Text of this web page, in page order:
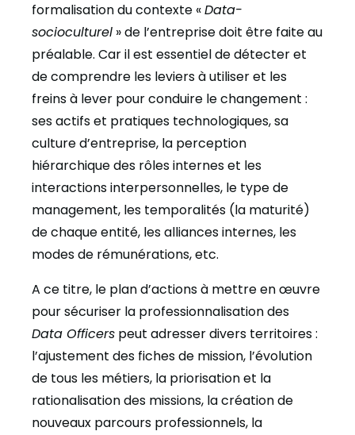
formalisation du contexte «Data-
socioculturel » de l’entreprise doit être faite au
préalable. Car il est essentiel de détecter et
de comprendre les leviers à utiliser et les
freins à lever pour conduire le changement :
ses actifs et pratiques technologiques, sa
culture d’entreprise, la perception
hiérarchique des rôles internes et les
interactions interpersonnelles, le type de
management, les temporalités (la maturité)
de chaque entité, les alliances internes, les
modes de rémunérations, etc.
A ce titre, le plan d’actions à mettre en œuvre
pour sécuriser la professionnalisation des
Data Officers peut adresser divers territoires :
l’ajustement des fiches de mission, l’évolution
de tous les métiers, la priorisation et la
rationalisation des missions, la création de
nouveaux parcours professionnels, la